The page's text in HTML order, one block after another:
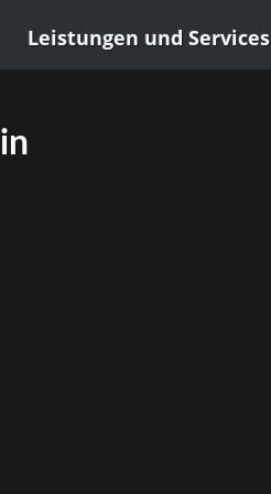
Leis­tun­gen und Services
in